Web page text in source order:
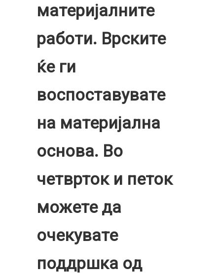
материјалните
работи. Врските
ќе ги
воспоставувате
на материјална
основа. Во
четврток и петок
можете да
очекувате
поддршка од